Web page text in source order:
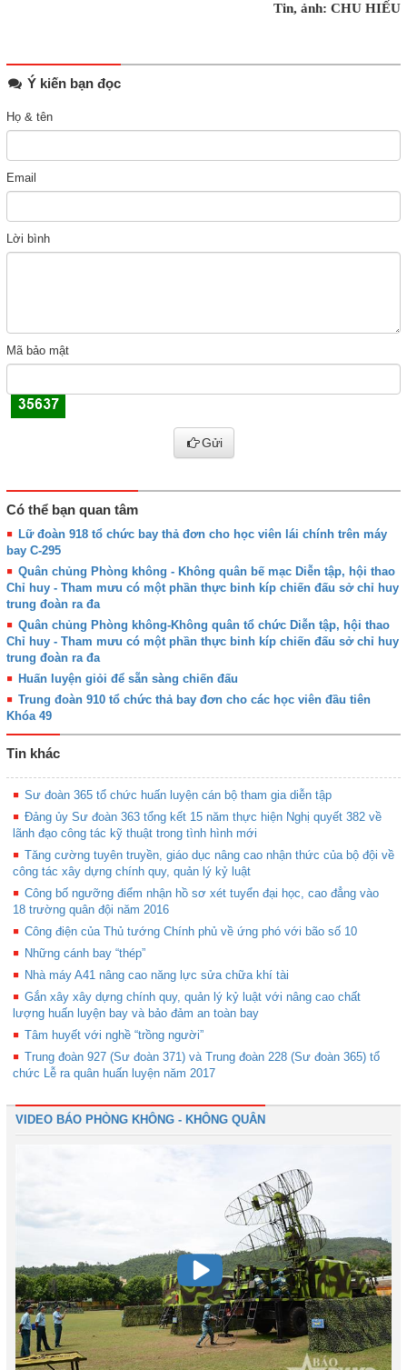
Tin, ảnh: CHU HIẾU
Ý kiến bạn đọc
Họ & tên
Email
Lời bình
Mã bảo mật
Gửi
Có thể bạn quan tâm
Lữ đoàn 918 tổ chức bay thả đơn cho học viên lái chính trên máy
bay C-295
Quân chủng Phòng không - Không quân bế mạc Diễn tập, hội thao
Chỉ huy - Tham mưu có một phần thực binh kíp chiến đấu sở chỉ huy
trung đoàn ra đa
Quân chủng Phòng không-Không quân tổ chức Diễn tập, hội thao
Chỉ huy - Tham mưu có một phần thực binh kíp chiến đấu sở chỉ huy
trung đoàn ra đa
Huấn luyện giỏi để sẵn sàng chiến đấu
Trung đoàn 910 tổ chức thả bay đơn cho các học viên đầu tiên
Khóa 49
Tin khác
Sư đoàn 365 tổ chức huấn luyện cán bộ tham gia diễn tập
Đảng ủy Sư đoàn 363 tổng kết 15 năm thực hiện Nghị quyết 382 về
lãnh đạo công tác kỹ thuật trong tình hình mới
Tăng cường tuyên truyền, giáo dục nâng cao nhận thức của bộ đội về
công tác xây dựng chính quy, quản lý kỷ luật
Công bố ngưỡng điểm nhận hồ sơ xét tuyển đại học, cao đẳng vào
18 trường quân đội năm 2016
Công điện của Thủ tướng Chính phủ về ứng phó với bão số 10
Những cánh bay “thép”
Nhà máy A41 nâng cao năng lực sửa chữa khí tài
Gắn xây xây dựng chính quy, quản lý kỷ luật với nâng cao chất
lượng huấn luyện bay và bảo đảm an toàn bay
Tâm huyết với nghề “trồng người”
Trung đoàn 927 (Sư đoàn 371) và Trung đoàn 228 (Sư đoàn 365) tổ
chức Lễ ra quân huấn luyện năm 2017
VIDEO BÁO PHÒNG KHÔNG - KHÔNG QUÂN